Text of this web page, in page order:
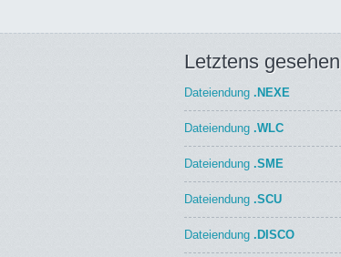
Letztens gesehen
Dateiendung .NEXE
Dateiendung .WLC
Dateiendung .SME
Dateiendung .SCU
Dateiendung .DISCO